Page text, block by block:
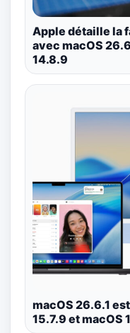
Apple détaille la
avec macOS
14.8.9
macOS 26.6.1
15.7.9 et macOS